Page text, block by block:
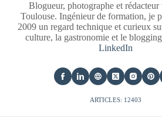
Blogueur, photographe et rédacteur
Toulouse. Ingénieur de formation, je
2009 un regard technique et curieux
culture, la gastronomie et le
LinkedIn
ARTICLES: 12403